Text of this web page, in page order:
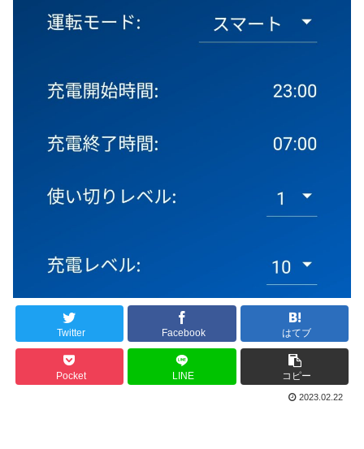
Twitter Facebook はてブ
Pocket LINE コピー
2023.02.22